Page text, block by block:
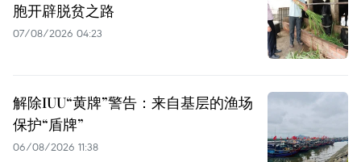
胞开辟脱贫之路
07/08/2026 04:23
解除IUU“黄牌”警告：来自基层的渔场
保护“盾牌”
06/08/2026 11:38